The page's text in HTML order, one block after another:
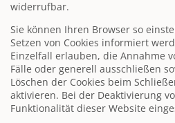
widerrufbar.
Sie können Ihren Browser so
Setzen von Cookies informiert
Einzelfall erlauben, die Annahme
Fälle oder generell ausschließen
Löschen der Cookies beim
aktivieren. Bei der Deaktivierung
Funktionalität dieser Website